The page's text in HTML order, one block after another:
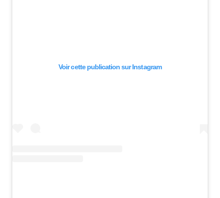
Voir cette publication sur Instagram